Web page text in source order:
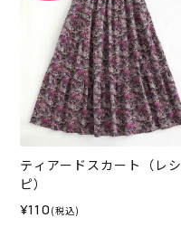
ティアードスカート（レシ
ピ）
¥110 (税込)